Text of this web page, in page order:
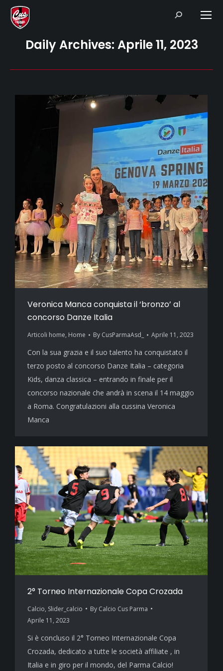
Search:
Daily Archives: Aprile 11, 2023
Veronica Manca conquista il ‘bronzo’ al
concorso Danze Italia
Articoli home, Home By CusParmaAsd_ Aprile 11, 2023
Con la sua grazia e il suo talento ha conquistato il
terzo posto al concorso Danze Italia – categoria
Kids, danza classica – entrando in finale per il
concorso nazionale che andrà in scena il 14 maggio
a Roma. Congratulazioni alla cussina Veronica
Manca
2° Torneo Internazionale Copa Crozada
Calcio, Slider_calcio By Calcio Cus Parma
Aprile 11, 2023
Si è concluso il 2° Torneo Internazionale Copa
Crozada, dedicato a tutte le società affiliate , in
Italia e in giro per il mondo, del Parma Calcio!​